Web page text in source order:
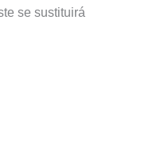
se sustituirá